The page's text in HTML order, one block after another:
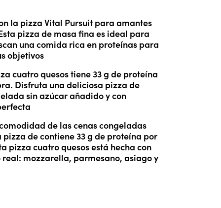
la pizza Vital Pursuit para amantes
pizza de masa fina es ideal para
una comida rica en proteínas para
objetivos
cuatro quesos tiene 33 g de proteína
Disfruta una deliciosa pizza de
sin azúcar añadido y con
de las cenas congeladas
pizza de contiene 33 g de proteína por
pizza cuatro quesos está hecha con
real: mozzarella, parmesano, asiago y